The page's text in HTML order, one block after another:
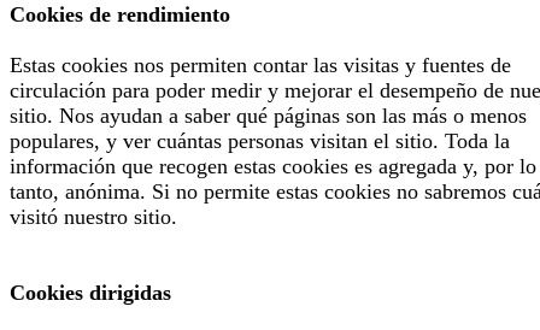
Cookies de rendimiento
Estas cookies nos permiten contar las visitas y fuentes de
circulación para poder medir y mejorar el desempeño de
sitio. Nos ayudan a saber qué páginas son las más o menos
populares, y ver cuántas personas visitan el sitio. Toda la
información que recogen estas cookies es agregada y, por lo
tanto, anónima. Si no permite estas cookies no sabremos
visitó nuestro sitio.
Cookies dirigidas